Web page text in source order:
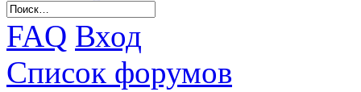
FAQ Вход
Список форумов